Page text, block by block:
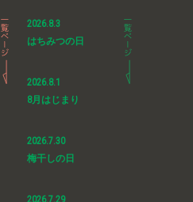
2026.8.3
はちみつの日
2026.8.1
8月はじまり
2026.7.30
梅干しの日
2026.7.29